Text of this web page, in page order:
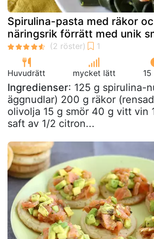
Spirulina-pasta med räkor
näringsrik förrätt med unik
Huvudrätt mycket lätt
Ingredienser: 125 g spirulina-
äggnudlar) 200 g räkor
olivolja 15 g smör 40 g vitt vin
saft av 1/2 citron...